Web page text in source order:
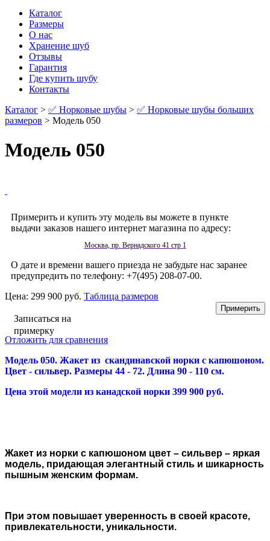
Каталог
Размеры
О нас
Хранение шуб
Отзывы
Гарантия
Где купить шубу
Контакты
Каталог > ✅ Норковые шубы > ✅ Норковые шубы больших
размеров > Модель 050
Модель 050
Примерить и купить эту модель вы можете в пункте
выдачи заказов нашего интернет магазина по адресу:
Москва, пр. Вернадского 41 стр 1
О дате и времени вашего приезда не забудьте нас заранее
предупредить по телефону: +7(495) 208-07-00.
Цена: 299 900 руб. Таблица размеров
Записаться на
примерку
Отложить для сравнения
Модель 050. Жакет из скандинавской норки с капюшоном.
Цвет - сильвер. Размеры 44 - 72. Длина 90 - 110 см.
Цена этой модели из канадской норки 399 900 руб.
Жакет из норки с капюшоном цвет – сильвер – яркая
модель, придающая элегантный стиль и шикарность
пышным женским формам.
При этом повышает уверенность в своей красоте,
привлекательности, уникальности.